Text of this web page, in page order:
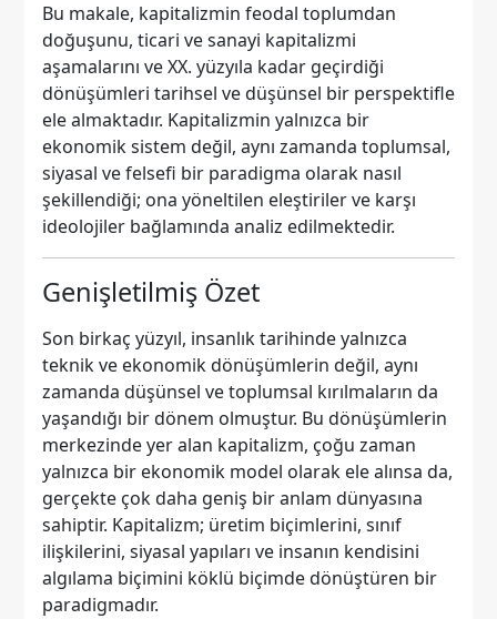
Bu makale, kapitalizmin feodal toplumdan
doğuşunu, ticari ve sanayi kapitalizmi
aşamalarını ve XX. yüzyıla kadar geçirdiği
dönüşümleri tarihsel ve düşünsel bir perspektifle
ele almaktadır. Kapitalizmin yalnızca bir
ekonomik sistem değil, aynı zamanda toplumsal,
siyasal ve felsefi bir paradigma olarak nasıl
şekillendiği; ona yöneltilen eleştiriler ve karşı
ideolojiler bağlamında analiz edilmektedir.
Genişletilmiş Özet
Son birkaç yüzyıl, insanlık tarihinde yalnızca
teknik ve ekonomik dönüşümlerin değil, aynı
zamanda düşünsel ve toplumsal kırılmaların da
yaşandığı bir dönem olmuştur. Bu dönüşümlerin
merkezinde yer alan kapitalizm, çoğu zaman
yalnızca bir ekonomik model olarak ele alınsa da,
gerçekte çok daha geniş bir anlam dünyasına
sahiptir. Kapitalizm; üretim biçimlerini, sınıf
ilişkilerini, siyasal yapıları ve insanın kendisini
algılama biçimini köklü biçimde dönüştüren bir
paradigmadır.